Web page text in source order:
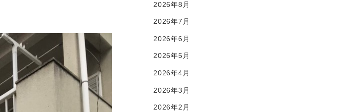
2026年8月
2026年7月
2026年6月
2026年5月
2026年4月
2026年3月
2026年2月